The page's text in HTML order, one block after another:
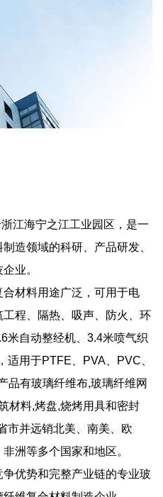
江海宁之江工业园区，是一
造领域的科研、产品研发、
业。
材料用途广泛，可用于电
程、隔热、吸声、防火、环
米自动整经机、3.4米喷气织
适用于PTFE、PVA、PVC、
品有玻璃纤维布,玻璃纤维网
材料,烤盘,烧烤用具和密封
市并远销北美、南美、欧
洲等多个国家和地区。
优势和完整产业链的专业玻